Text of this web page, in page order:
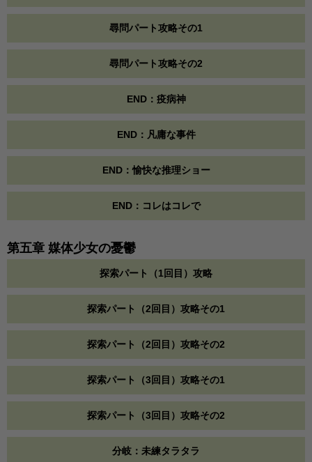
尋問パート攻略その1
尋問パート攻略その2
END：疫病神
END：凡庸な事件
END：愉快な推理ショー
END：コレはコレで
第五章 媒体少女の憂鬱
探索パート（1回目）攻略
探索パート（2回目）攻略その1
探索パート（2回目）攻略その2
探索パート（3回目）攻略その1
探索パート（3回目）攻略その2
分岐：未練タラタラ